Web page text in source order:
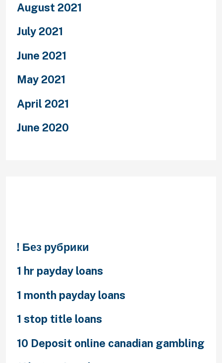
August 2021
July 2021
June 2021
May 2021
April 2021
June 2020
! Без рубрики
1 hr payday loans
1 month payday loans
1 stop title loans
10 Deposit online canadian gambling